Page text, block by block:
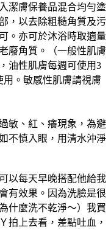
潔膚保養品混合均勻塗
，以去除粗糙角質及污
。亦可於沐浴時取適量
廢角質。（一般性肌膚
油性肌膚每週可使用3
。敏感性肌膚請視膚
敏、紅、癢現象，為避
不慎入眼，用清水沖淨
每天早晚搭配他給我
有效果。因為洗臉是很
什麼洗不乾淨～）我買
拍上去看，差點吐血，